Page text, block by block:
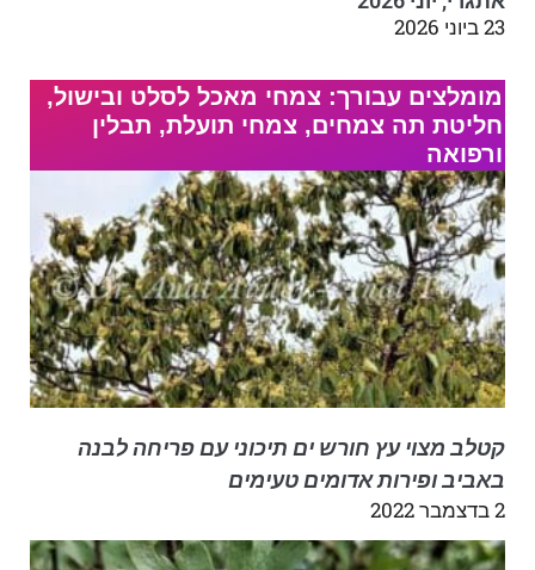
23 ביוני 2026
מומלצים עבורך: צמחי מאכל לסלט ובישול,
חליטת תה צמחים, צמחי תועלת, תבלין
ורפואה
קטלב מצוי עץ חורש ים תיכוני עם פריחה לבנה
באביב ופירות אדומים טעימים
2 בדצמבר 2022